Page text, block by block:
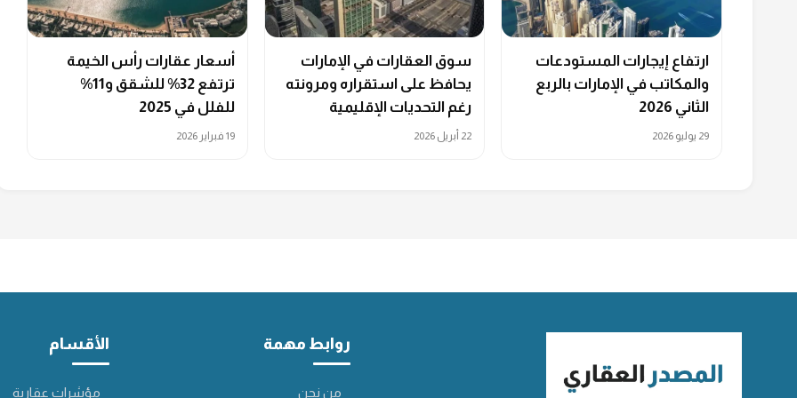
ارتفاع إيجارات المستودعات
والمكاتب في الإمارات بالربع
الثاني 2026
29 يوليو 2026
سوق العقارات في الإمارات
يحافظ على استقراره ومرونته
رغم التحديات الإقليمية
22 أبريل 2026
أسعار عقارات رأس الخيمة
ترتفع 32% للشقق و11%
للفلل في 2025
19 فبراير 2026
روابط مهمة
من نحن
الأقسام
مؤشرات عقارية